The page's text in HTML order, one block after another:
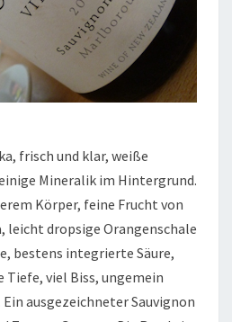
frisch und klar, weiße
Mineralik im Hintergrund.
Körper, feine Frucht von
leicht dropsige Orangenschale
bestens integrierte Säure,
viel Biss, ungemein
ausgezeichneter Sauvignon